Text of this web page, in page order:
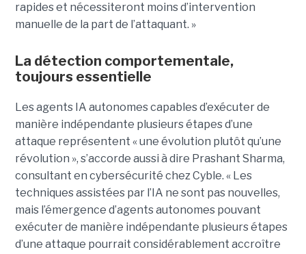
rapides et nécessiteront moins d’intervention
manuelle de la part de l’attaquant. »
La détection comportementale,
toujours essentielle
Les agents IA autonomes capables d’exécuter de
manière indépendante plusieurs étapes d’une
attaque représentent « une évolution plutôt qu’une
révolution », s’accorde aussi à dire Prashant Sharma,
consultant en cybersécurité chez Cyble. « Les
techniques assistées par l’IA ne sont pas nouvelles,
mais l’émergence d’agents autonomes pouvant
exécuter de manière indépendante plusieurs étapes
d’une attaque pourrait considérablement accroître